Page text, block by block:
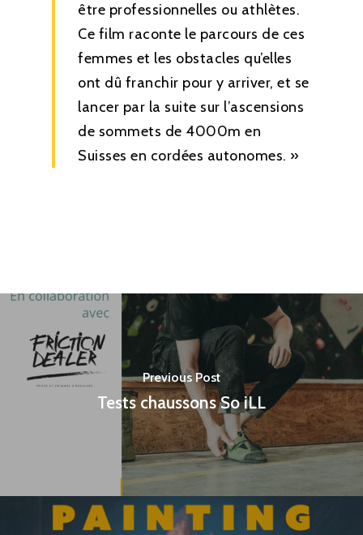
être professionnelles ou athlètes.
Ce film raconte le parcours de ces
femmes et les obstacles qu’elles
ont dû franchir pour y arriver, et se
lancer par la suite sur l’ascensions
de sommets de 4000m en
Suisses en cordées autonomes. »
Previous Post
Tests chaussons So iLL